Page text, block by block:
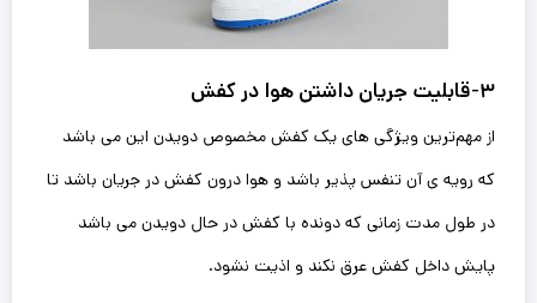
۳-قابلیت جریان داشتن هوا در کفش
از مهم‌ترین ویژگی های یک کفش مخصوص دویدن این می باشد
که رویه ی آن تنفس پذیر باشد و هوا درون کفش در جریان باشد تا
در طول مدت زمانی که دونده با کفش در حال دویدن‌ می باشد
پایش داخل کفش عرق نکند و اذیت نشود.